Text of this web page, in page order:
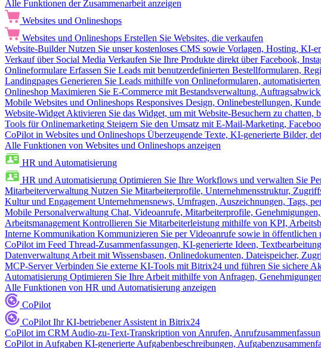
Alle Funktionen der Zusammenarbeit anzeigen
Websites und Onlineshops
Websites und Onlineshops Erstellen Sie Websites, die verkaufen
Website-Builder Nutzen Sie unser kostenloses CMS sowie Vorlagen, Hosting, KI-
Verkauf über Social Media Verkaufen Sie Ihre Produkte direkt über Facebook,
Onlineformulare Erfassen Sie Leads mit benutzerdefinierten Bestellformularen,
Landingpages Generieren Sie Leads mithilfe von Onlineformularen,
Onlineshop Maximieren Sie E-Commerce mit Bestandsverwaltung,
Mobile Websites und Onlineshops Responsives Design, Onlinebestellungen,
Website-Widget Aktivieren Sie das Widget, um mit Website-Besuchern zu chatten,
Tools für Onlinemarketing Steigern Sie den Umsatz mit E-Mail-Marketing,
CoPilot in Websites und Onlineshops Überzeugende Texte, KI-generierte Bilder,
Alle Funktionen von Websites und Onlineshops anzeigen
HR und Automatisierung
HR und Automatisierung Optimieren Sie Ihre Workflows und verwalten Sie
Mitarbeiterverwaltung Nutzen Sie Mitarbeiterprofile, Unternehmensstruktur,
Kultur und Engagement Unternehmensnews, Umfragen, Auszeichnungen, Tags,
Mobile Personalverwaltung Chat, Videoanrufe, Mitarbeiterprofile,
Arbeitsmanagement Kontrollieren Sie Mitarbeiterleistung mithilfe von KPI,
Interne Kommunikation Kommunizieren Sie per Videoanrufe sowie in öffentlichen
CoPilot im Feed Thread-Zusammenfassungen, KI-generierte Ideen,
Datenverwaltung Arbeit mit Wissensbasen, Onlinedokumenten, Dateispeicher,
MCP-Server Verbinden Sie externe KI-Tools mit Bitrix24 und führen Sie sichere
Automatisierung Optimieren Sie Ihre Arbeit mithilfe von Anfragen,
Alle Funktionen von HR und Automatisierung anzeigen
CoPilot
CoPilot Ihr KI-betriebener Assistent in Bitrix24
CoPilot im CRM Audio-zu-Text-Transkription von Anrufen,
CoPilot in Aufgaben KI-generierte Aufgabenbeschreibungen,